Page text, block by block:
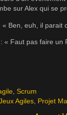
sur Alex qui se
« Ben, euh, il parait
« Faut pas faire un
Scrum
Agiles Projet